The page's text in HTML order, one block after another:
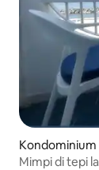
Kondominium
Mimpi di tepi